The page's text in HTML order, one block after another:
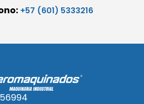
+57 (601) 5333216